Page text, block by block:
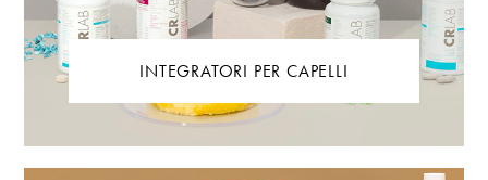
INTEGRATORI PER CAPELLI